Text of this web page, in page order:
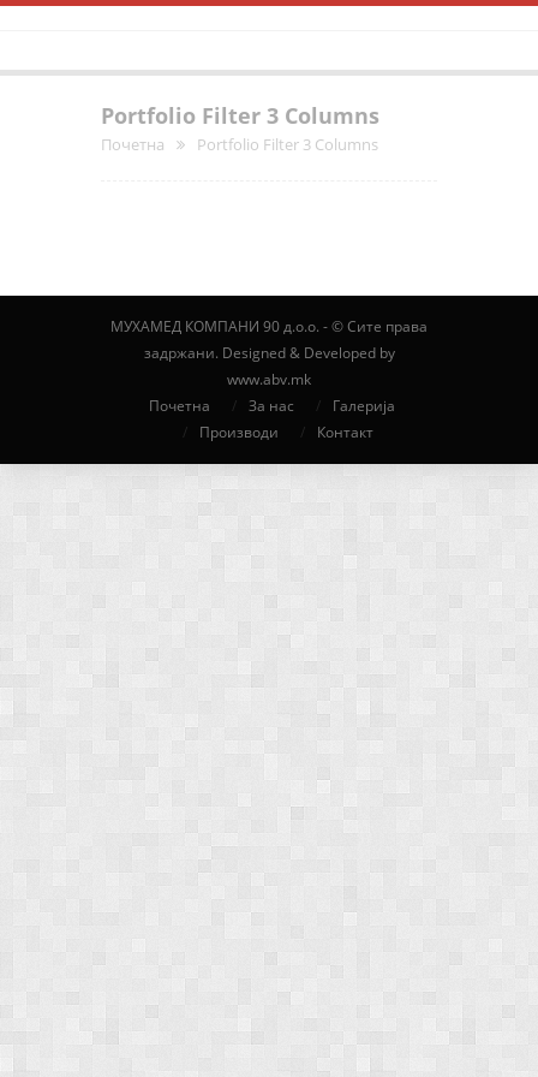
Portfolio Filter 3 Columns
Почетна Portfolio Filter 3 Columns
МУХАМЕД КОМПАНИ 90 д.о.о. - © Сите права
задржани. Designed & Developed by
www.abv.mk
Почетна
За нас
Галерија
Производи
Контакт